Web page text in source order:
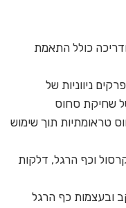
כולל התאמת
ניווניות של
שחיקת סחוס
טראומתיות תוך שימוש
וכף הרגל, דלקות
ובעצמות כף הרגל